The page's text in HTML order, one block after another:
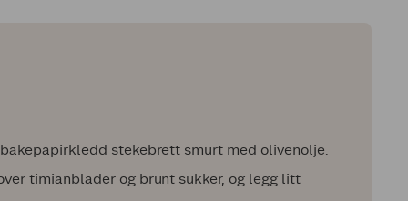
stekebrett smurt med olivenolje.
timianblader og brunt sukker, og legg litt